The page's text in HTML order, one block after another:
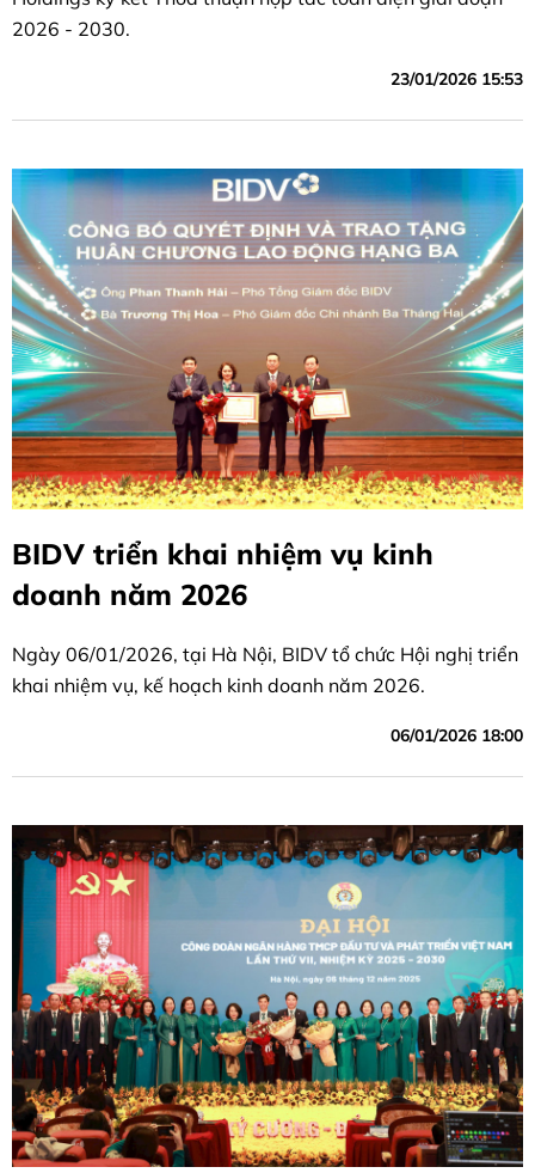
2026 - 2030.
23/01/2026 15:53
BIDV triển khai nhiệm vụ kinh
doanh năm 2026
Ngày 06/01/2026, tại Hà Nội, BIDV tổ chức Hội nghị triển
khai nhiệm vụ, kế hoạch kinh doanh năm 2026.
06/01/2026 18:00